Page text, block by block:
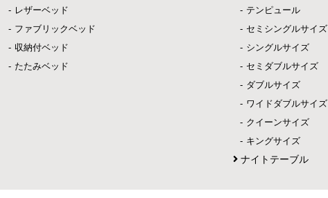
レザーベッド
ファブリックベッド
収納付ベッド
たたみベッド
テンピュール
セミシングルサイズ
シングルサイズ
セミダブルサイズ
ダブルサイズ
ワイドダブルサイズ
クイーンサイズ
キングサイズ
ナイトテーブル